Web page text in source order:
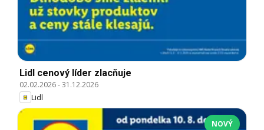
Lidl cenový líder zlacňuje
02.02.2026-31.12.2026
Lidl
NOVÝ